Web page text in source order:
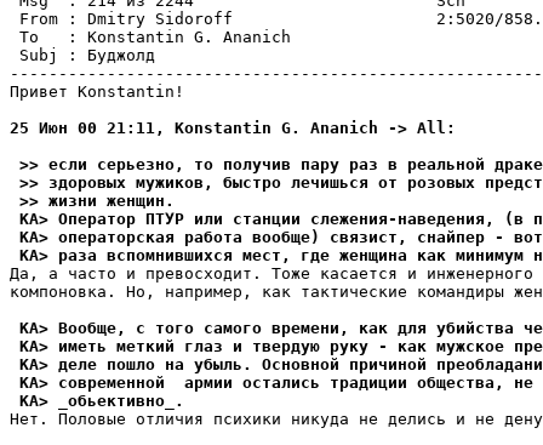
From : Dmitry Sidoroff                     2:5020/
To   : Konstantin G. Ananich
Subj :
Привет Konstantin!
25 Июн 00 21:11, Konstantin G. Ananich -> All:
>> если серьезно, то получив пару раз в реальной
>> здоровых мужиков, быстро лечишься от розовых
>> жизни женщин.
KA> Оператор ПТУР или станции слежения-наведения, (в
KA> операторская работа вообще) связист, снайпер -
KA> раза вспомнившихся мест, где женщина как минимум
Да, а часто и превосходит. Тоже касается и инженерного
компоновка. Но, например, как тактические командиры
KA> Вообще, с того самого времени, как для убийства
KA> иметь меткий глаз и твердую руку - как мужское
KA> деле пошло на убыль. Основной причиной
KA> современной  армии остались традиции общества,
KA> _обьективно_.
Hет. Половые отличия психики никуда не делись и не